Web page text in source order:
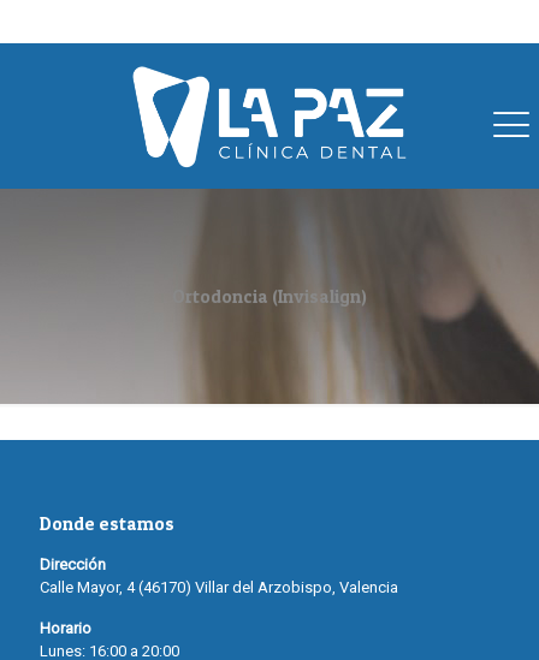
Ortodoncia (Invisalign)
Donde estamos
Dirección
Calle Mayor, 4 (46170) Villar del Arzobispo, Valencia
Horario
Lunes: 16:00 a 20:00